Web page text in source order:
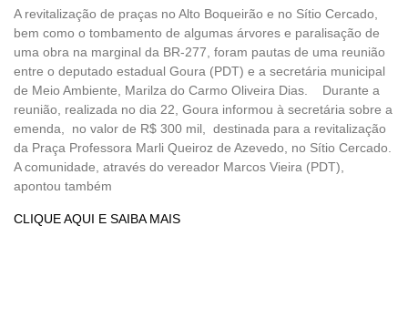
A revitalização de praças no Alto Boqueirão e no Sítio Cercado,
bem como o tombamento de algumas árvores e paralisação de
uma obra na marginal da BR-277, foram pautas de uma reunião
entre o deputado estadual Goura (PDT) e a secretária municipal
de Meio Ambiente, Marilza do Carmo Oliveira Dias. Durante a
reunião, realizada no dia 22, Goura informou à secretária sobre a
emenda, no valor de R$ 300 mil, destinada para a revitalização
da Praça Professora Marli Queiroz de Azevedo, no Sítio Cercado.
A comunidade, através do vereador Marcos Vieira (PDT),
apontou também
CLIQUE AQUI E SAIBA MAIS